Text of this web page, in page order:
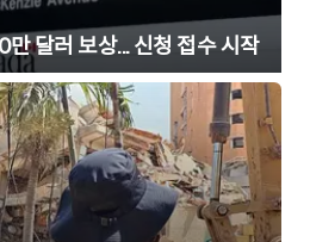
달러 보상... 신청 접수 시작